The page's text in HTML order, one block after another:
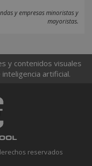
y empresas minoristas y
mayoristas.
y contenidos visuales
artificial.
reservados